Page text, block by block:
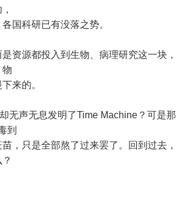
国科研已有没落之势。
源都投入到生物、病理研究这一块，
物
来的。
声无息发明了Time Machine？可是那
到
，只是全部熬了过来罢了。回到过去，